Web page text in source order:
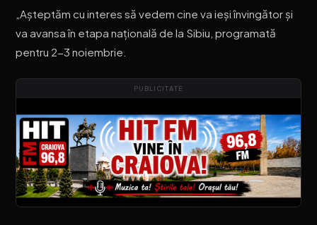
„Așteptăm cu interes să vedem cine va ieși învingător și
va avansa în etapa națională de la Sibiu, programată
pentru 2-3 noiembrie.
PUBLICITATE